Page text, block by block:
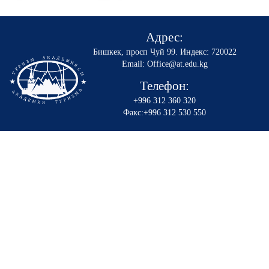
Адрес:
Бишкек, просп Чуй 99. Индекс: 720022
Email: Office@at.edu.kg
Телефон:
+996 312 360 320
Факс:+996 312 530 550